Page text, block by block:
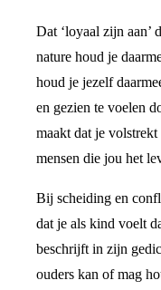
Dat ‘loyaal zijn aan’
nature houd je
houd je jezelf
en gezien te voelen
maakt dat je
mensen die jou het
Bij scheiding en
dat je als kind voelt
beschrijft in zijn
ouders kan of mag